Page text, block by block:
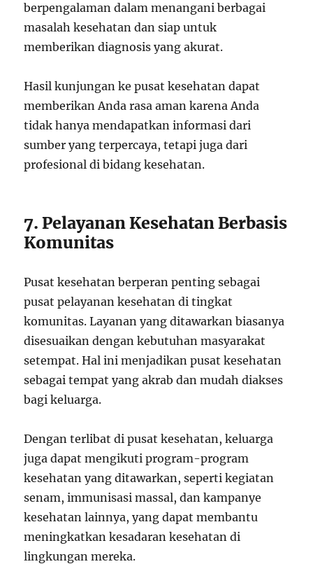
berpengalaman dalam menangani berbagai
masalah kesehatan dan siap untuk
memberikan diagnosis yang akurat.
Hasil kunjungan ke pusat kesehatan dapat
memberikan Anda rasa aman karena Anda
tidak hanya mendapatkan informasi dari
sumber yang terpercaya, tetapi juga dari
profesional di bidang kesehatan.
7. Pelayanan Kesehatan Berbasis
Komunitas
Pusat kesehatan berperan penting sebagai
pusat pelayanan kesehatan di tingkat
komunitas. Layanan yang ditawarkan biasanya
disesuaikan dengan kebutuhan masyarakat
setempat. Hal ini menjadikan pusat kesehatan
sebagai tempat yang akrab dan mudah diakses
bagi keluarga.
Dengan terlibat di pusat kesehatan, keluarga
juga dapat mengikuti program-program
kesehatan yang ditawarkan, seperti kegiatan
senam, immunisasi massal, dan kampanye
kesehatan lainnya, yang dapat membantu
meningkatkan kesadaran kesehatan di
lingkungan mereka.